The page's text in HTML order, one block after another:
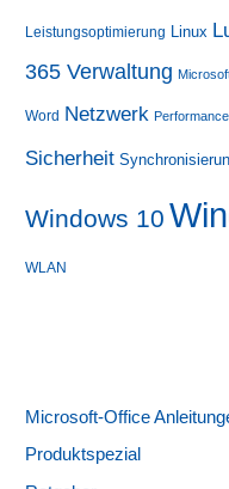
Leistungsoptimierung Linux
365 Verwaltung
Word Netzwerk Performance
Sicherheit
Windows 10
WLAN
Microsoft-Office
Produktspezial